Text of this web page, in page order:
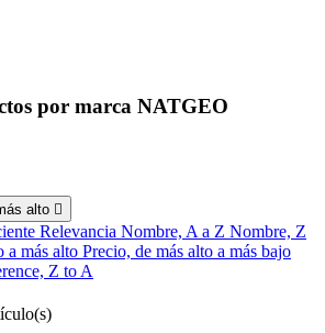
por marca NATGEO
alto 
Relevancia Nombre, A a Z Nombre, Z
a más alto Precio, de más alto a más bajo
Z to A